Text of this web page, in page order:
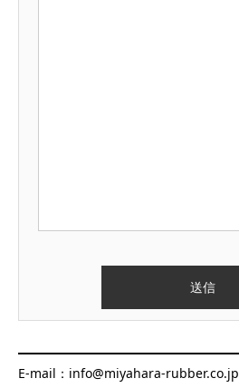
E-mail：info@miyahara-rubber.co.jp